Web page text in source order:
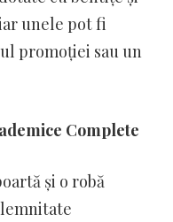
unele pot fi
promoției sau un
Complete
și o robă